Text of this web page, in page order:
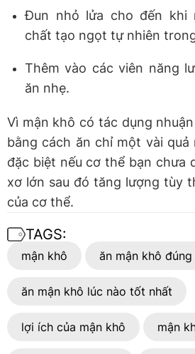
Đun nhỏ lửa cho đến khi
chất tạo ngọt tự nhiên
Thêm vào các viên năng
ăn nhẹ.
Vì mận khô có tác dụng
bằng cách ăn chỉ một vài quả
đặc biệt nếu cơ thể bạn chưa
xơ lớn sau đó tăng lượng tùy
của cơ thể.
TAGS:
mận khô ăn mận khô
ăn mận khô lúc nào tốt nhất
lợi ích của mận khô mận